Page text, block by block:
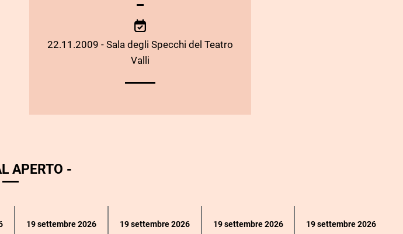
22.11.2009 - Sala degli Specchi del Teatro
Valli
APERTO -
19 settembre 2026 19 settembre 2026 19 settembre 2026 19 settembre 2026